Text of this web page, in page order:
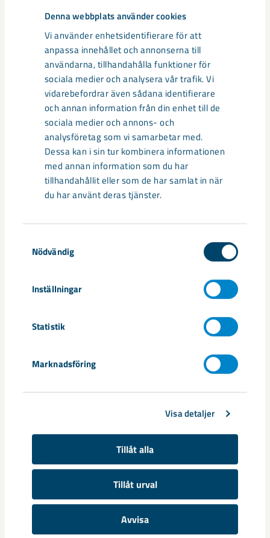
Denna webbplats använder cookies
Vi använder enhetsidentifierare för att
anpassa innehållet och annonserna till
användarna, tillhandahålla funktioner för
sociala medier och analysera vår trafik. Vi
vidarebefordrar även sådana identifierare
och annan information från din enhet till de
sociala medier och annons- och
analysföretag som vi samarbetar med.
Dessa kan i sin tur kombinera informationen
med annan information som du har
tillhandahållit eller som de har samlat in när
du har använt deras tjänster.
Nödvändig
Inställningar
Statistik
Marknadsföring
Visa detaljer
Tillåt alla
Tillåt urval
Avvisa
Ett annat exempel är under jord i Malmberget där man
byggde om skipparna och växelvis tvingades ta dem ur drift.
En omlastning behövdes för att fördela en del av materialet
till lastbilar. Omlastningen måste vara robust, med minimalt
med spill och jämn och snabb lastning.
Simuleringar gjordes och visades upp för konstruktörer,
mekaniker och chaufförer som fick komma med input och
med hjälp av det kunde ett antal problem identifieras redan
innan växelstupet byggdes – var spillet skulle bli och var
slitage kunde uppstå. Man kunde bygga rätt från början
istället för att bygga om senare. Under åren då
råmaterial genom växlingsstupet och det är fortfarande i
det verkligen landar i ett resultat. Det gör skillnad, säger
– Just nu finns intresse från Svappavaara att nyttja
Narvik där man ska förbättra ytterligare ett antal kritiska